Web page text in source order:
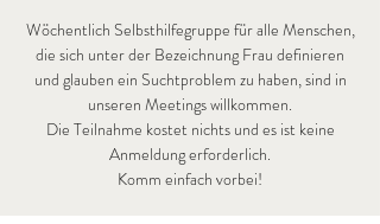
Wöchentlich Selbsthilfegruppe für alle Menschen,
die sich unter der Bezeichnung Frau definieren
und glauben ein Suchtproblem zu haben, sind in
unseren Meetings willkommen.
Die Teilnahme kostet nichts und es ist keine
Anmeldung erforderlich.
Komm einfach vorbei!